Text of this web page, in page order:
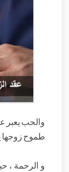
والحب يعبر
طموح زوجها
و الرحمة ،